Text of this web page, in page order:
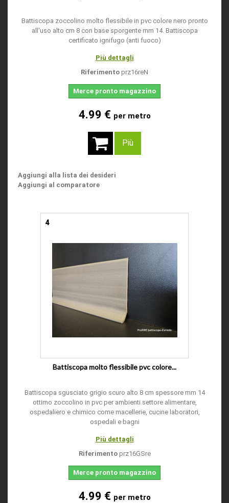
Battiscopa zoccolino molto flessibile in pvc colore nero pronto
all'uso alto cm 8 con base sporgente mm 14. Battiscopa
certificato ignifugo (anti fuoco)
Più dettagli
Riferimento prz16reN
Merce pronto magazzino
4.99 € per metro
Più
Aggiungi alla lista dei desideri
Aggiungi al comparatore
4
Battiscopa molto flessibile pvc colore...
Battiscopa sgusciato grigio scuro alto 8 cm spessore mm 14
ottimo zoccolino in pvc per ambienti settore alimentare,
ospedaliero e chimico come macellerie, cucine laboratori,
ospedali e bagni
Più dettagli
Riferimento prz16GSre
Merce pronto magazzino
4.99 € per metro